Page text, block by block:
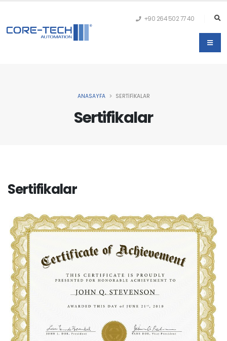
+90 264 502 77 40
Sertifikalar
ANASAYFA SERTIFIKALAR
Sertifikalar